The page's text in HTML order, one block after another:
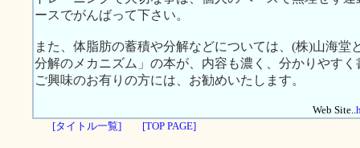
ースでがんばって下さい。
また、体脂肪の蓄積や分解などについては、(株)山海
分解のメカニズム」の本が、内容も濃く、分かりやす
ご興味のお有りの方には、お勧めいたします。
Web Site..
[タイトル一覧]
[TOP PAGE]